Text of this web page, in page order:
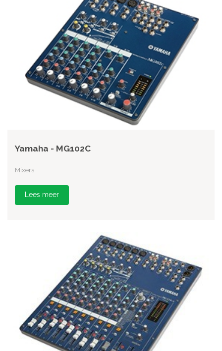
Yamaha - MG102C
Mixers
Lees meer